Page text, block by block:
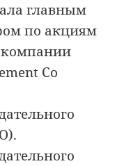
главным
по акциям
компании
Co